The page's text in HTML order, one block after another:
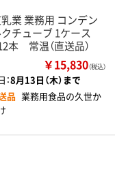
業 業務用 コンデン
チューブ 1ケース
本 常温（直送品）
￥15,830（税込）
8月13日（木）まで
品 業務用食品の久世か